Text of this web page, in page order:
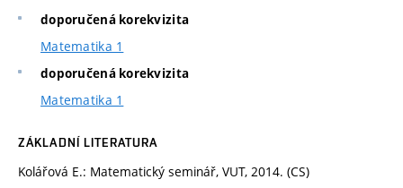
doporučená korekvizita
Matematika 1
doporučená korekvizita
Matematika 1
ZÁKLADNÍ LITERATURA
Kolářová E.: Matematický seminář, VUT, 2014. (CS)